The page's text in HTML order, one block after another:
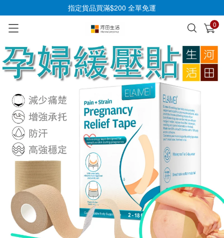
指定貨品買滿$200 全單免運
0
已加入購物車 查看